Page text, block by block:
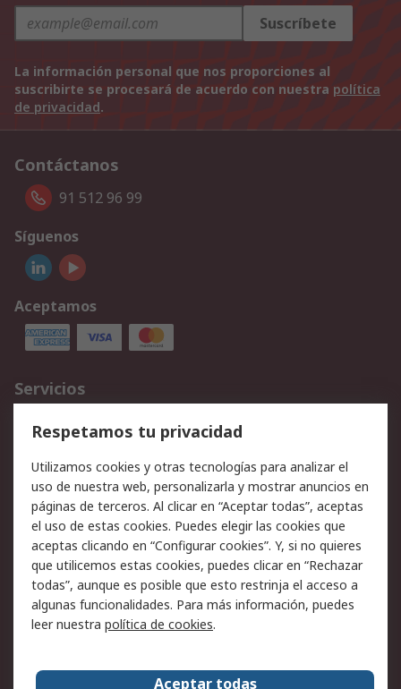
Suscríbete
La información personal que nos proporciones al
suscribirte se procesará de acuerdo con nuestra política
de privacidad.
Contáctanos
91 512 96 99
Síguenos
Aceptamos
Servicios
Cómo realizar pedidos
Devoluciones
Facturación y pago
Ofertas
Soporte técnico
Legal
Aviso legal
Política de privacidad -
Actualizada
Política sobre cookies
Seguridad de emails
Certificaciones de
Condiciones de venta
Respetamos tu privacidad
Utilizamos cookies y otras tecnologías para analizar el
uso de nuestra web, personalizarla y mostrar anuncios en
páginas de terceros. Al clicar en “Aceptar todas”, aceptas
el uso de estas cookies. Puedes elegir las cookies que
aceptas clicando en “Configurar cookies”. Y, si no quieres
que utilicemos estas cookies, puedes clicar en “Rechazar
todas”, aunque es posible que esto restrinja el acceso a
algunas funcionalidades. Para más información, puedes
leer nuestra política de cookies.
Aceptar todas